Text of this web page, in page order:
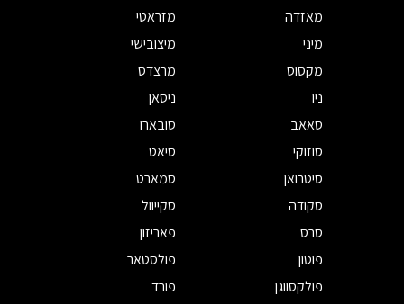
מאזדה
מזראטי
מיני
מיצובישי
מקסוס
מרצדס
ניו
ניסאן
סאאב
סובארו
סוזוקי
סיאט
סיטרואן
סמארט
סקודה
סקייוול
סרס
פאריזון
פוטון
פולסטאר
פולקסווגן
פורד